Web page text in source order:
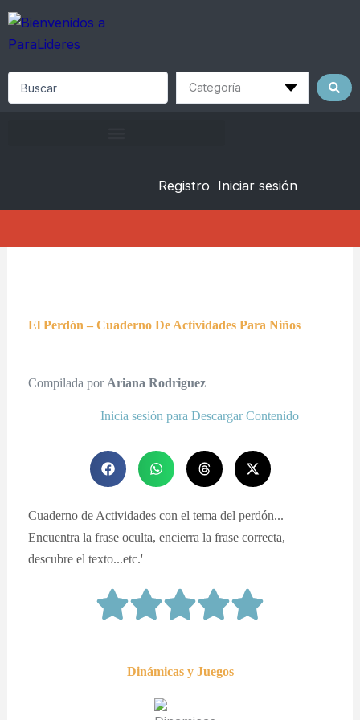
Skip
content
Registro Iniciar sesión
El Perdón – Cuaderno De Actividades Para Niños
Compilada por Ariana Rodriguez
Inicia sesión para Descargar Contenido
Cuaderno de Actividades con el tema del perdón...
Encuentra la frase oculta, encierra la frase correcta,
descubre el texto...etc.'
Dinámicas y Juegos